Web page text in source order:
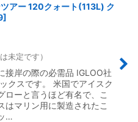
アー 120クォート(113L) ク
]
未定です）
接岸の際の必需品 IGLOO社
クスです。 米国でアイスク
ローと言うほど有名で、こ
はマリン用に製造されたこ
…